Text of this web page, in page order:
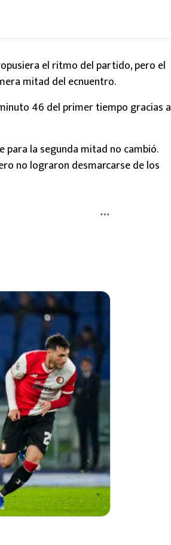
el ritmo del partido, pero el
mitad del ecnuentro.
46 del primer tiempo gracias a
para la segunda mitad no cambió.
no lograron desmarcarse de los